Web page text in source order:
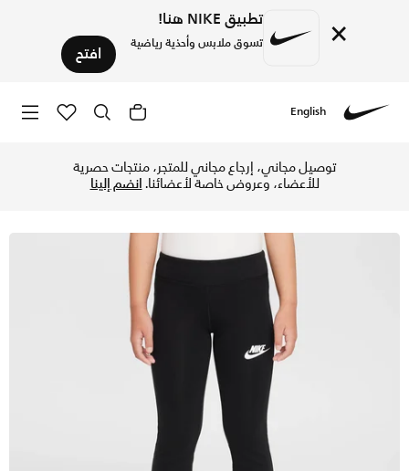
× تطبيق NIKE هنا!
تسوق ملابس وأحذية رياضية افتح
English
توصيل مجاني، إرجاع مجاني للمتجر، منتجات حصرية
للأعضاء، وعروض خاصة لأعضائنا.انضم إلينا